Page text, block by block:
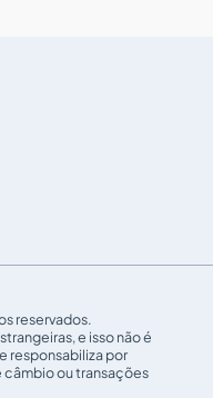
a senha da
abro uma nova
Markets
e histórico de
Introducing
como
reservados.
e isso não é
responsabiliza por
câmbio ou transações